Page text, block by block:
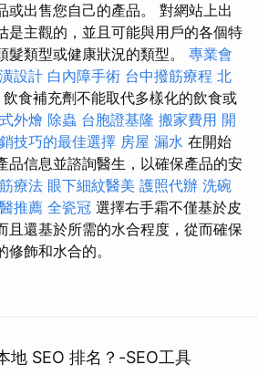
或出售您自己的產品。 對網站上出
是主觀的，並且可能與用戶的各個特
髮類型或健康狀況的類型。 專業會
設計 白內障手術 台中撥筋療程 北
飲食補充劑不能取代多樣化的飲食或
外燴 除蟲 台胞證基隆 搬家費用 開
技巧的最佳選擇 房屋 漏水 在開始
品信息並諮詢醫生，以確保產品的安
療法 眼下細紋醫美 護照代辦 洗碗
推薦 全瓷冠 選擇右手霜不僅基於皮
且還基於所需的水合程度，從而確保
飾和水合的。
地 SEO 排名？-SEO工具